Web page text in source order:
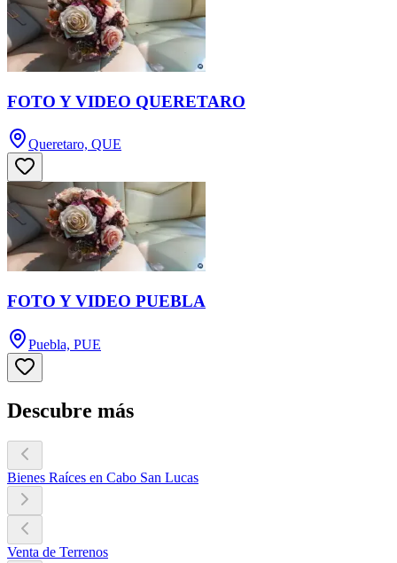
FOTO Y VIDEO QUERETARO
Queretaro, QUE
FOTO Y VIDEO PUEBLA
Puebla, PUE
Descubre más
Bienes Raíces en Cabo San Lucas
Venta de Terrenos